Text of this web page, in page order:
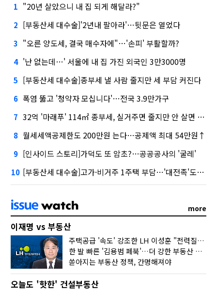
1 "20년 살았으니 내 집 되게 해달라?"
2 [부동산세 대수술]'2년내 팔아라'…뒷문은 열었다
3 "오른 양도세, 결국 매수자에"…'손피' 부활할까?
4 '난 없는데…' 서울에 내 집 가진 외국인 3만3000명
5 [부동산세 대수술]종부세 낼 사람 줄지만 세 부담 커진다
6 폭염 뚫고 '청약자 모십니다'…전국 3.9만가구
7 32억 '마래푸' 114㎡ 종부세, 실거주면 줄지만 안 살면 2.5배
8 월세세액공제한도 200만원 는다…공제액 최대 54만원↑
9 [인사이드 스토리]가덕도 또 암초?…공공공사의 '굴레'
10 [부동산세 대수술]고가·비거주 1주택 부담…'대전족'도 불똥
more
이재명 vs 부동산
주택공급 '속도' 강조한 LH 이성훈 "전력질주해야"
한 발 빠른 '김용범 페북'…더 강한 부동산 규제 나오나
쏟아지는 부동산 정책, 간명해져야
오늘도 '핫한' 건설부동산